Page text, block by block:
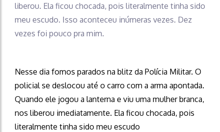
liberou. Ela ficou chocada, pois literalmente tinha sido
meu escudo. Isso aconteceu inúmeras vezes. Dez
vezes foi pouco pra mim.
Nesse dia fomos parados na blitz da Polícia Militar. O
policial se deslocou até o carro com a arma apontada.
Quando ele jogou a lanterna e viu uma mulher branca,
nos liberou imediatamente. Ela ficou chocada, pois
literalmente tinha sido meu escudo